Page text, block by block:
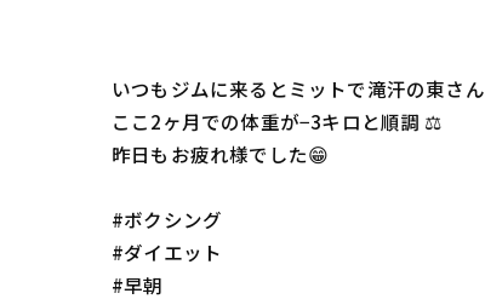
いつもジムに来るとミットで滝汗の東さん
ここ2ヶ月での体重が−3キロと順調 ⚖️
昨日もお疲れ様でした😁
#ボクシング
#ダイエット
#早朝